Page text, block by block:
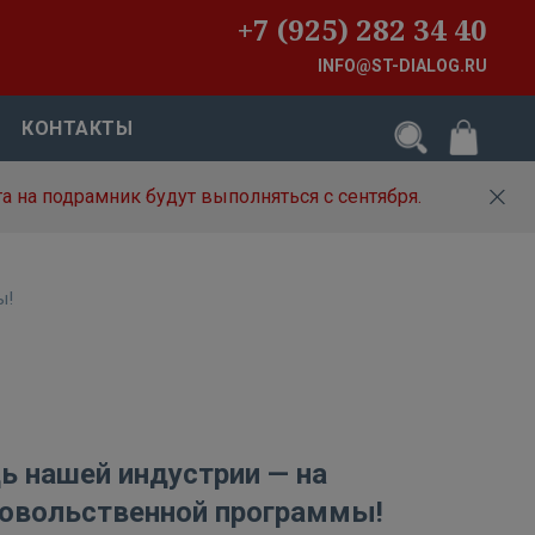
+7 (925) 282 34 40
INFO@ST-DIALOG.RU
КОНТАКТЫ
подрамник будут выполняться с сентября.
нашей индустрии — на
программы!